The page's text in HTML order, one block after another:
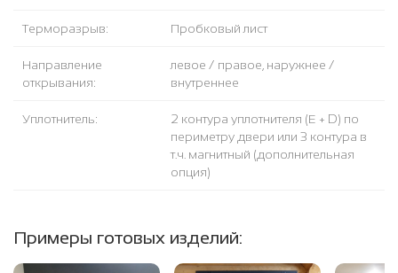
Терморазрыв: Пробковый лист
Направление
открывания:
левое / правое, наружнее /
внутреннее
Уплотнитель:
2 контура уплотнителя (Е + D) по
периметру двери или 3 контура в
т.ч. магнитный (дополнительная
опция)
Примеры готовых изделий: